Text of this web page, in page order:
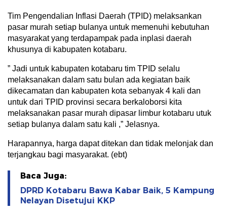
Tim Pengendalian Inflasi Daerah (TPID) melaksankan
pasar murah setiap bulanya untuk memenuhi kebutuhan
masyarakat yang terdapampak pada inplasi daerah
khusunya di kabupaten kotabaru.
” Jadi untuk kabupaten kotabaru tim TPID selalu
melaksanakan dalam satu bulan ada kegiatan baik
dikecamatan dan kabupaten kota sebanyak 4 kali dan
untuk dari TPID provinsi secara berkaloborsi kita
melaksanakan pasar murah dipasar limbur kotabaru utuk
setiap bulanya dalam satu kali ,” Jelasnya.
Harapannya, harga dapat ditekan dan tidak melonjak dan
terjangkau bagi masyarakat. (ebt)
Baca Juga:
DPRD Kotabaru Bawa Kabar Baik, 5 Kampung
Nelayan Disetujui KKP